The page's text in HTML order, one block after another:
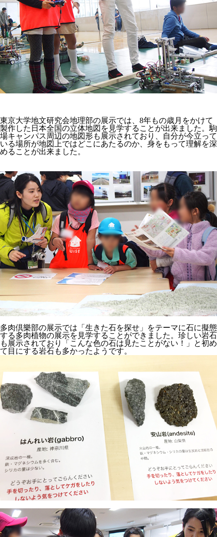
東京大学地文研究会地理部の展示では、8年もの歳月をかけて
製作した日本全国の立体地図を見学することが出来ました。駒
場キャンパス周辺の地図形も展示されており、自分が今立って
いる場所が地図上ではどこにあたるのか、身をもって理解を深
めることが出来ました。
多肉倶樂部の展示では「生きた石を探せ」をテーマに石に擬態
する多肉植物の展示を見学することができました。珍しい岩石
も展示されており「こんな色の石は見たことがない！」と初め
て目にする岩石も多かったようです。